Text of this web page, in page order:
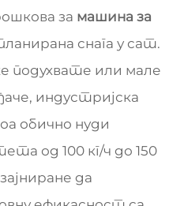
за машина за
снага у сат.
подухвате или мале
индустријска
обично нуди
од 100 кг/ч до 150
да